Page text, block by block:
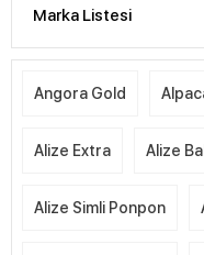
Marka Listesi
Angora Gold
Alize Extra Alize
Alize Simli Ponpon